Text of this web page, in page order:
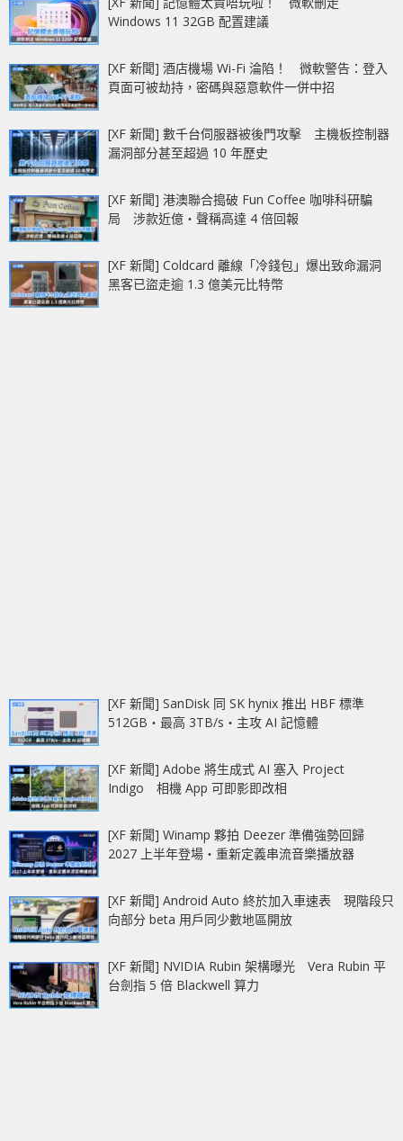
Windows 11 32GB 配置建議
[XF 新聞] 酒店機場 Wi-Fi 淪陷！ 微軟警告：登入
頁面可被劫持，密碼與惡意軟件一併中招
[XF 新聞] 數千台伺服器被後門攻擊 主機板控制器
漏洞部分甚至超過 10 年歷史
[XF 新聞] 港澳聯合搗破 Fun Coffee 咖啡科研騙
局 涉款近億‧聲稱高達 4 倍回報
[XF 新聞] Coldcard 離線「冷錢包」爆出致命漏洞
黑客已盜走逾 1.3 億美元比特幣
[XF 新聞] SanDisk 同 SK hynix 推出 HBF 標準
512GB‧最高 3TB/s‧主攻 AI 記憶體
[XF 新聞] Adobe 將生成式 AI 塞入 Project
Indigo 相機 App 可即影即改相
[XF 新聞] Winamp 夥拍 Deezer 準備強勢回歸
2027 上半年登場‧重新定義串流音樂播放器
[XF 新聞] Android Auto 終於加入車速表 現階段只
向部分 beta 用戶同少數地區開放
[XF 新聞] NVIDIA Rubin 架構曝光 Vera Rubin 平
台劍指 5 倍 Blackwell 算力